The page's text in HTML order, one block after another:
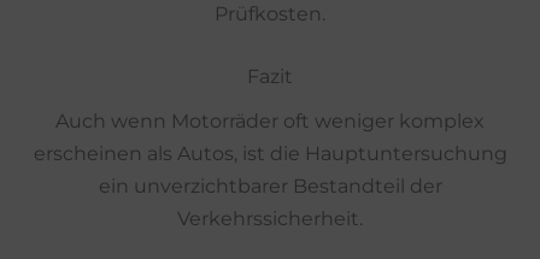
Prüfkosten.
Fazit
Auch wenn Motorräder oft weniger komplex
erscheinen als Autos, ist die Hauptuntersuchung
ein unverzichtbarer Bestandteil der
Verkehrssicherheit.